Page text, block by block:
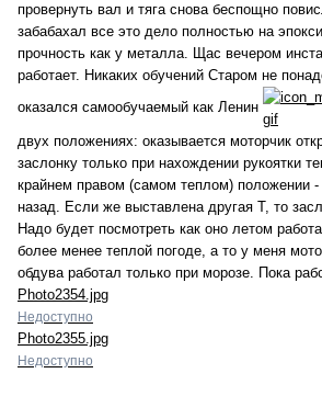
провернуть вал и тяга снова беспощно
забабахал все это дело полностью на
прочность как у металла. Щас вечером
работает. Никаких обучений Старом не
оказался самообучаемый как Ленин
двух положениях: оказывается моторчик
заслонку только при нахождении рукоятки
крайнем правом (самом теплом) положении -
назад. Если же выставлена другая Т, то
Надо будет посмотреть как оно летом
более менее теплой погоде, а то у меня
обдува работал только при морозе. Пока
Photo2354.jpg
Недоступно
Photo2355.jpg
Недоступно